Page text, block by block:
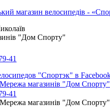
"Дом Спорту"
41
магазинів "Дом Спорту"
41
магазинів "Дом Спорту"